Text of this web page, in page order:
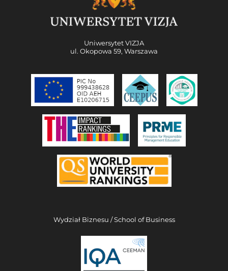
Uniwersytet VIZJA
ul. Okopowa 59, Warszawa
Wydział Biznesu / School of Business